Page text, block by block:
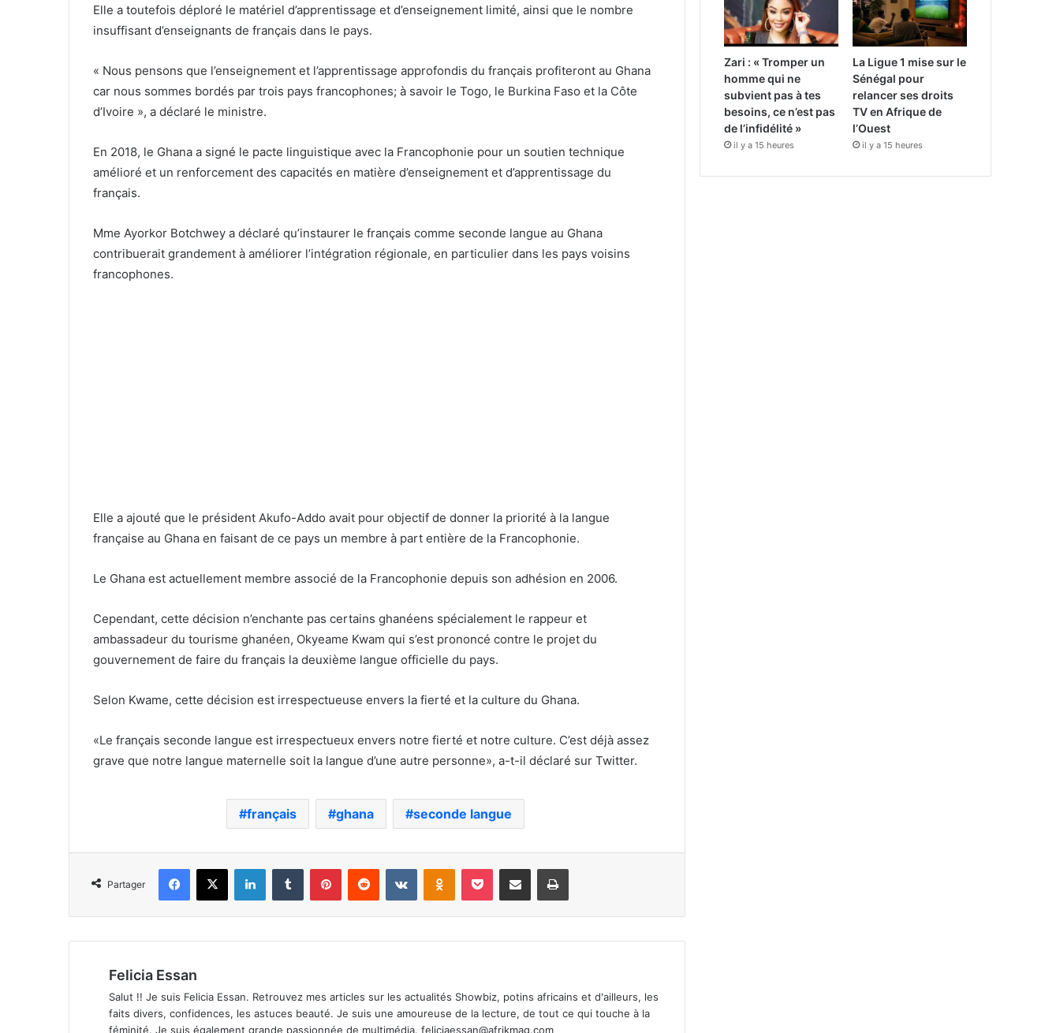
Elle a toutefois déploré le matériel d’apprentissage et d’enseignement limité, ainsi que le nombre
insuffisant d’enseignants de français dans le pays.
« Nous pensons que l’enseignement et l’apprentissage approfondis du français profiteront au Ghana
car nous sommes bordés par trois pays francophones; à savoir le Togo, le Burkina Faso et la Côte
d’Ivoire », a déclaré le ministre.
En 2018, le Ghana a signé le pacte linguistique avec la Francophonie pour un soutien technique
amélioré et un renforcement des capacités en matière d’enseignement et d’apprentissage du
français.
Mme Ayorkor Botchwey a déclaré qu’instaurer le français comme seconde langue au Ghana
contribuerait grandement à améliorer l’intégration régionale, en particulier dans les pays voisins
francophones.
Elle a ajouté que le président Akufo-Addo avait pour objectif de donner la priorité à la langue
française au Ghana en faisant de ce pays un membre à part entière de la Francophonie.
Le Ghana est actuellement membre associé de la Francophonie depuis son adhésion en 2006.
Cependant, cette décision n’enchante pas certains ghanéens spécialement le rappeur et
ambassadeur du tourisme ghanéen, Okyeame Kwam qui s’est prononcé contre le projet du
gouvernement de faire du français la deuxième langue officielle du pays.
Selon Kwame, cette décision est irrespectueuse envers la fierté et la culture du Ghana.
«Le français seconde langue est irrespectueux envers notre fierté et notre culture. C’est déjà assez
grave que notre langue maternelle soit la langue d’une autre personne», a-t-il déclaré sur Twitter.
français ghana seconde langue
Partager
Facebook
X LinkedinTumblr PinterestReddit VKontakteOdnoklassniki
Pocket Partager par email Imprimer
Felicia Essan
Salut !! Je suis Felicia Essan. Retrouvez mes articles sur les actualités Showbiz, potins africains et d'ailleurs, les
faits divers, confidences, les astuces beauté. Je suis une amoureuse de la lecture, de tout ce qui touche à la
féminité. Je suis également grande passionnée de multimédia. feliciaessan@afrikmag.com
Zari : « Tromper un
homme qui ne
subvient pas à tes
besoins, ce n’est pas
de l’infidélité »
il y a 15 heures
La Ligue 1 mise sur le
Sénégal pour
relancer ses droits
TV en Afrique de
l’Ouest
il y a 15 heures